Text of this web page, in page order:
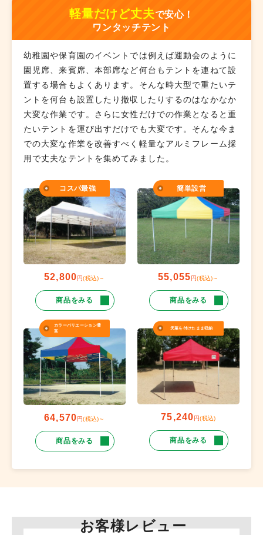
軽量だけど丈夫で安心！
ワンタッチテント
幼稚園や保育園のイベントでは例えば運動会のように
園児席、来賓席、本部席など何台もテントを連ねて設
置する場合もよくあります。そんな時大型で重たいテ
ントを何台も設置したり撤収したりするのはなかなか
大変な作業です。さらに女性だけでの作業となると重
たいテントを運び出すだけでも大変です。そんな今ま
での大変な作業を改善すべく軽量なアルミフレーム採
用で丈夫なテントを集めてみました。
コスパ最強
52,800円(税込)～
商品をみる
簡単設営
55,055円(税込)～
商品をみる
カラーバリエーション豊
富
64,570円(税込)～
商品をみる
天幕を付けたまま収納
75,240円(税込)
商品をみる
お客様レビュー